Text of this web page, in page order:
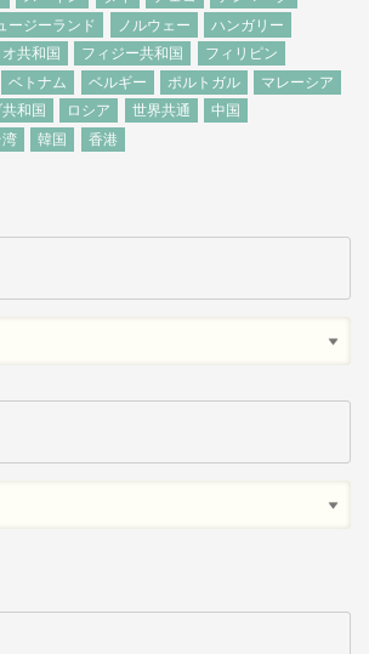
ージーランド ノルウェー
ハンガリー
共和国 フィジー共和国
フィリピン
ベトナム ベルギー ポルトガル
マレーシア
和国 ロシア 世界共通
中国
湾 韓国 香港